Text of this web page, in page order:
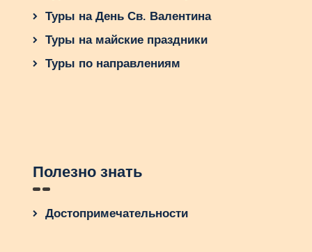
Туры на День Св. Валентина
Туры на майские праздники
Туры по направлениям
Полезно знать
Достопримечательности